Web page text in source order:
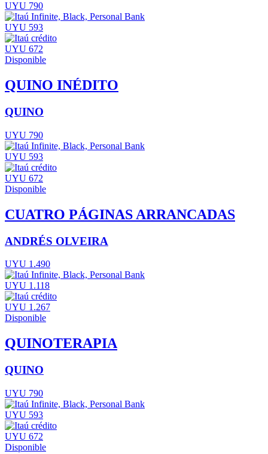
UYU 790
UYU 593
UYU 672
Disponible
QUINO INÉDITO
QUINO
UYU 790
UYU 593
UYU 672
Disponible
CUATRO PÁGINAS ARRANCADAS
ANDRÉS OLVEIRA
UYU 1.490
UYU 1.118
UYU 1.267
Disponible
QUINOTERAPIA
QUINO
UYU 790
UYU 593
UYU 672
Disponible